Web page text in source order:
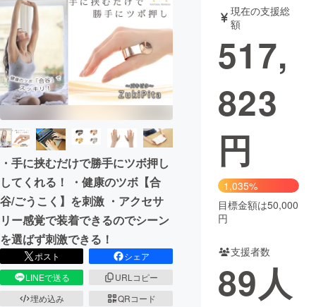
アート・写真 音楽
テクノロジー・ガジェット ゲーム・サ
映像・映画
ビジネス・起業
まちづくり・地域活性化
CAMPFIRE for Social Good
CAMPFIRE Creation
CAMPFIREふるさと納税machi-ya コミュニティ
・手に挟むだけで勝手にツボ押し
してくれる！ ・健康のツボ【合
谷/ごうこく】を刺激 ・アクセサ
リー感覚で装着できるのでシーン
を選ばず刺激できる！
ポスト
シェア
LINEで送る
URLコピー
埋め込み
QRコード
現在の支援総
額
517,
823
円
1,035%
目標金額は50,000
円
支援者数
89人